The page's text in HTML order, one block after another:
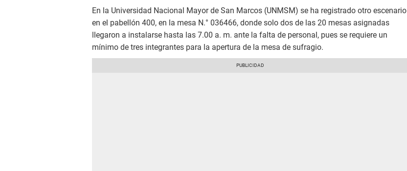
En la Universidad Nacional Mayor de San Marcos (UNMSM) se ha registrado otro escenario
en el pabellón 400, en la mesa N.° 036466, donde solo dos de las 20 mesas asignadas
llegaron a instalarse hasta las 7.00 a. m. ante la falta de personal, pues se requiere un
mínimo de tres integrantes para la apertura de la mesa de sufragio.